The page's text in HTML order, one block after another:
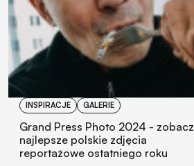
INSPIRACJE GALERIE
Grand Press Photo 2024 - zobacz
najlepsze polskie zdjęcia
reportażowe ostatniego roku